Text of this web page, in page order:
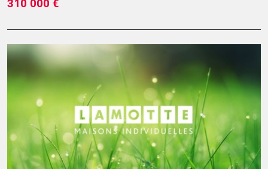
310 000 €